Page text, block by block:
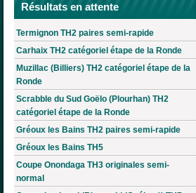
Résultats en attente
Termignon TH2 paires semi-rapide
Carhaix TH2 catégoriel étape de la Ronde
Muzillac (Billiers) TH2 catégoriel étape de la
Ronde
Scrabble du Sud Goëlo (Plourhan) TH2
catégoriel étape de la Ronde
Gréoux les Bains TH2 paires semi-rapide
Gréoux les Bains TH5
Coupe Onondaga TH3 originales semi-
normal